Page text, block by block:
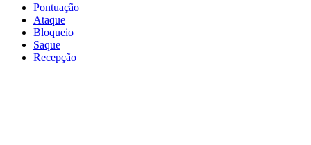
Pontuação
Ataque
Bloqueio
Saque
Recepção